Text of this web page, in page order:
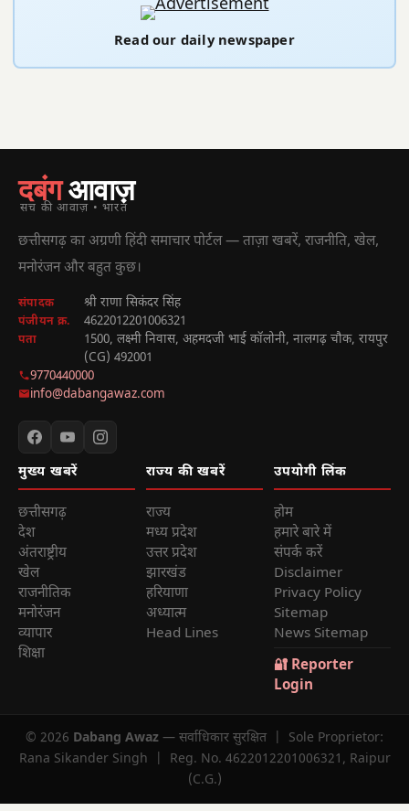
Read our daily newspaper
दबंगआवाज़
सच की आवाज़ • भारत
छत्तीसगढ़ का अग्रणी हिंदी समाचार पोर्टल — ताज़ा खबरें, राजनीति, खेल,
मनोरंजन और बहुत कुछ।
संपादक श्री राणा सिकंदर सिंह
पंजीयन क्र. 4622012201006321
पता
1500, लक्ष्मी निवास, अहमदजी भाई कॉलोनी, नालगढ़ चौक, रायपुर
(CG) 492001
9770440000
info@dabangawaz.com
मुख्य खबरें
छत्तीसगढ़
देश
अंतराष्ट्रीय
खेल
राजनीतिक
मनोरंजन
व्यापार
शिक्षा
राज्य की खबरें
राज्य
मध्य प्रदेश
उत्तर प्रदेश
झारखंड
हरियाणा
अध्यात्म
Head Lines
उपयोगी लिंक
होम
हमारे बारे में
संपर्क करें
Disclaimer
Privacy Policy
Sitemap
News Sitemap
🔐 Reporter
Login
© 2026 Dabang Awaz — सर्वाधिकार सुरक्षित | Sole Proprietor:
Rana Sikander Singh | Reg. No. 4622012201006321, Raipur
(C.G.)